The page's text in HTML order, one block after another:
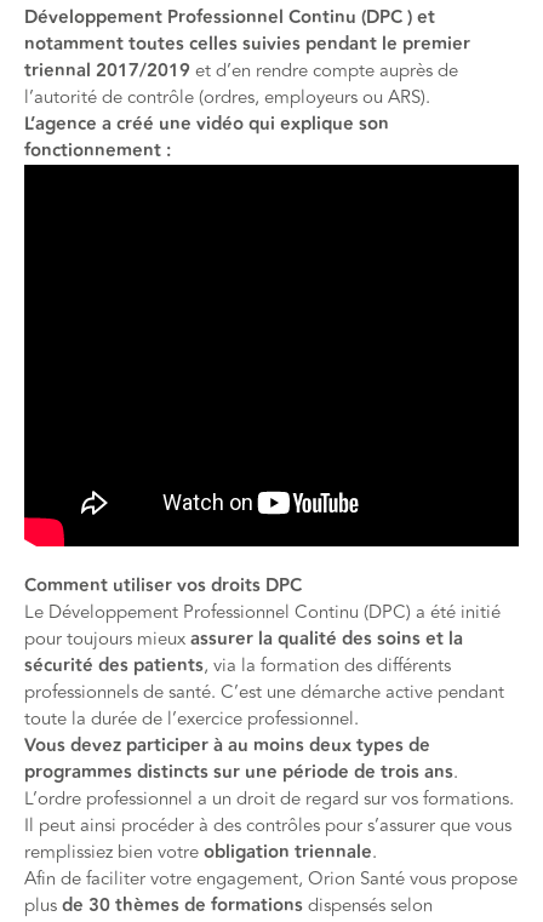
Développement Professionnel Continu (DPC ) et
notamment toutes celles suivies pendant le premier
triennal 2017/2019et d’en rendre compte auprès de
l’autorité de contrôle (ordres, employeurs ou ARS).
L’agence a créé une vidéo qui explique son
fonctionnement :
Comment utiliser vos droits DPC
Le Développement Professionnel Continu (DPC) a été initié
pour toujours mieuxassurer la qualité des soins et la
sécurité des patients, via la formation des différents
professionnels de santé. C’est une démarche active pendant
toute la durée de l’exercice professionnel.
Vous devez participer à au moins deux types de
programmes distincts sur une période de trois ans.
L’ordre professionnel a un droit de regard sur vos formations.
Il peut ainsi procéder à des contrôles pour s’assurer que vous
remplissiez bien votreobligation triennale.
Afin de faciliter votre engagement, Orion Santé vous propose
plusde 30 thèmes de formationsdispensés selon